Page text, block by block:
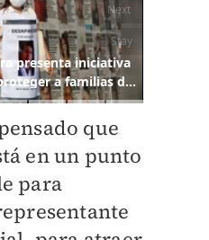
que
en un punto
para